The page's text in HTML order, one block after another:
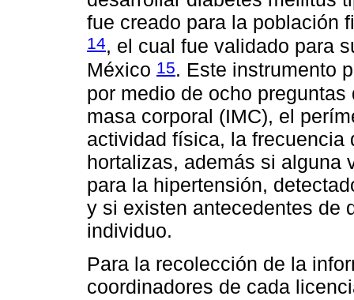
fue creado para la población
14, el cual fue validado para
México 15. Este instrumento
por medio de ocho
masa corporal (IMC), el
actividad física, la frecuencia
hortalizas, además si alguna
para la hipertensión,
y si existen antecedentes de
individuo.
Para la recolección de la
coordinadores de cada